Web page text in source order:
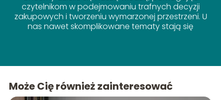
czytelnikom w podejmowaniu trafnych decyzji
zakupowych i tworzeniu wymarzonej przestrzeni. U
nas nawet skomplikowane tematy stają się
Może Cię również zainteresować